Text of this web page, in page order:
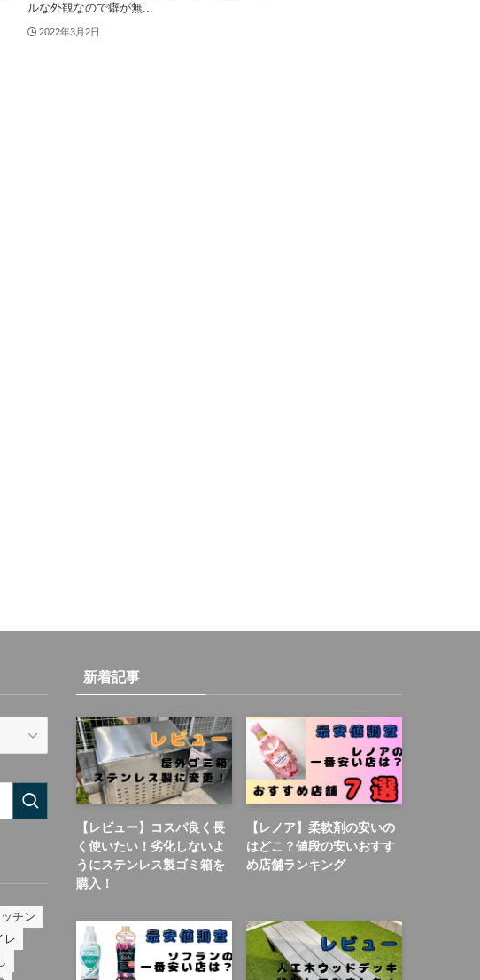
ルな外観なので癖が無...
2022年3月2日
チン
レ
新着記事
【レビュー】コスパ良く長
く使いたい！劣化しないよ
うにステンレス製ゴミ箱を
購入！
【レノア】柔軟剤の安いの
はどこ？値段の安いおすす
め店舗ランキング